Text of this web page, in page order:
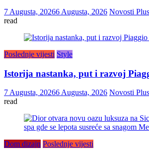
7 Augusta, 20266 Augusta, 2026 Novosti Plus
read
Poslednje vijesti Style
Istorija nastanka, put i razvoj
7 Augusta, 20266 Augusta, 2026 Novosti Plus
read
Dom dizajn Poslednje vijesti